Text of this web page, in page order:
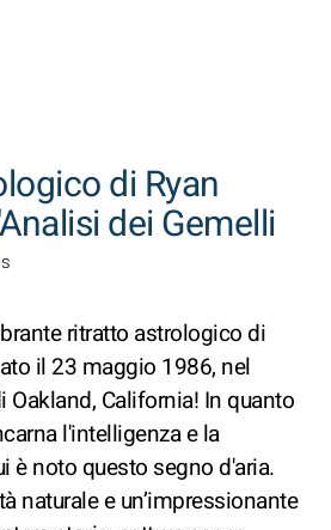
di Ryan
dei Gemelli
ritratto astrologico di
il 23 maggio 1986, nel
Oakland, California! In quanto
l'intelligenza e la
è noto questo segno d'aria.
naturale e un’impressionante